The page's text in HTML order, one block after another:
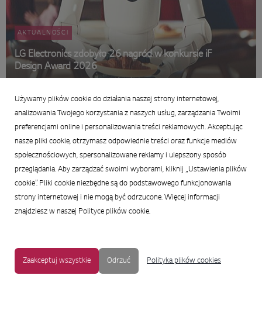
AKTUALNOŚCI
LG Electronics zdobyło 26 nagród w konkursie iF
Design Award 2026
Podsumowanie
Używamy plików cookie do działania naszej strony internetowej,
analizowania Twojego korzystania z naszych usług, zarządzania Twoimi
preferencjami online i personalizowania treści reklamowych. Akceptując
nasze pliki cookie, otrzymasz odpowiednie treści oraz funkcje mediów
społecznościowych, spersonalizowane reklamy i ulepszony sposób
przeglądania. Aby zarządzać swoimi wyborami, kliknij „Ustawienia plików
cookie”. Pliki cookie niezbędne są do podstawowego funkcjonowania
strony internetowej i nie mogą być odrzucone. Więcej informacji
znajdziesz w naszej Polityce plików cookie.
Zaakceptuj wszystkie Odrzuć Polityka plików cookies